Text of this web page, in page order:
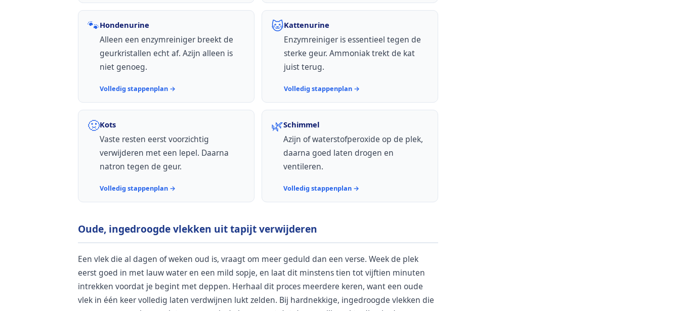
🐾Hondenurine
Alleen een enzymreiniger breekt de
geurkristallen echt af. Azijn alleen is
niet genoeg.
Volledig stappenplan →
🐱Kattenurine
Enzymreiniger is essentieel tegen de
sterke geur. Ammoniak trekt de kat
juist terug.
Volledig stappenplan →
🤢Kots
Vaste resten eerst voorzichtig
verwijderen met een lepel. Daarna
natron tegen de geur.
Volledig stappenplan →
🌿Schimmel
Azijn of waterstofperoxide op de plek,
daarna goed laten drogen en
ventileren.
Volledig stappenplan →
Oude, ingedroogde vlekken uit tapijt verwijderen
Een vlek die al dagen of weken oud is, vraagt om meer geduld dan een verse. Week de plek
eerst goed in met lauw water en een mild sopje, en laat dit minstens tien tot vijftien minuten
intrekken voordat je begint met deppen. Herhaal dit proces meerdere keren, want een oude
vlek in één keer volledig laten verdwijnen lukt zelden. Bij hardnekkige, ingedroogde vlekken die